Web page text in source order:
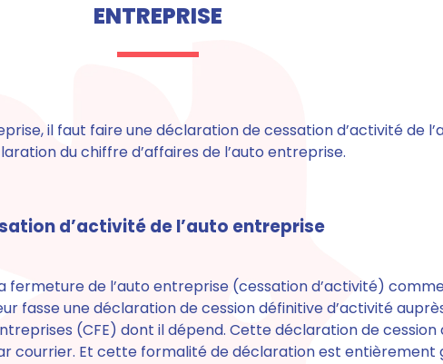
ENTREPRISE
il faut faire une déclaration de cessation d’activitéde
du chiffre d’affaires de l’auto entreprise.
d’activité de l’auto entreprise
fermeture de l’auto entreprise (cessation d’activité)
fasse une déclaration de cession définitive d’activité
(CFE) dont il dépend. Cette déclaration de cession
courrier. Et cette formalité de déclarationest entièrement